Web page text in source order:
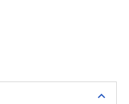
expand_less